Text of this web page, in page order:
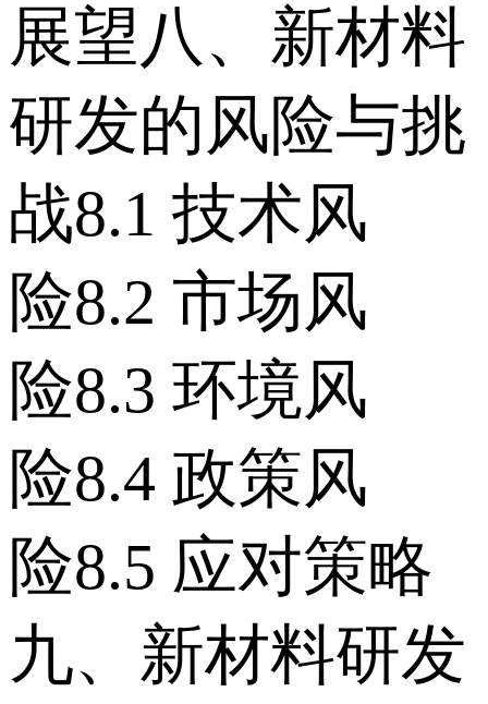
展望 八、新材料
研发的风险与挑
战 8.1 技术风
险 8.2 市场风
险 8.3 环境风
险 8.4 政策风
险 8.5 应对策略
九、新材料研发